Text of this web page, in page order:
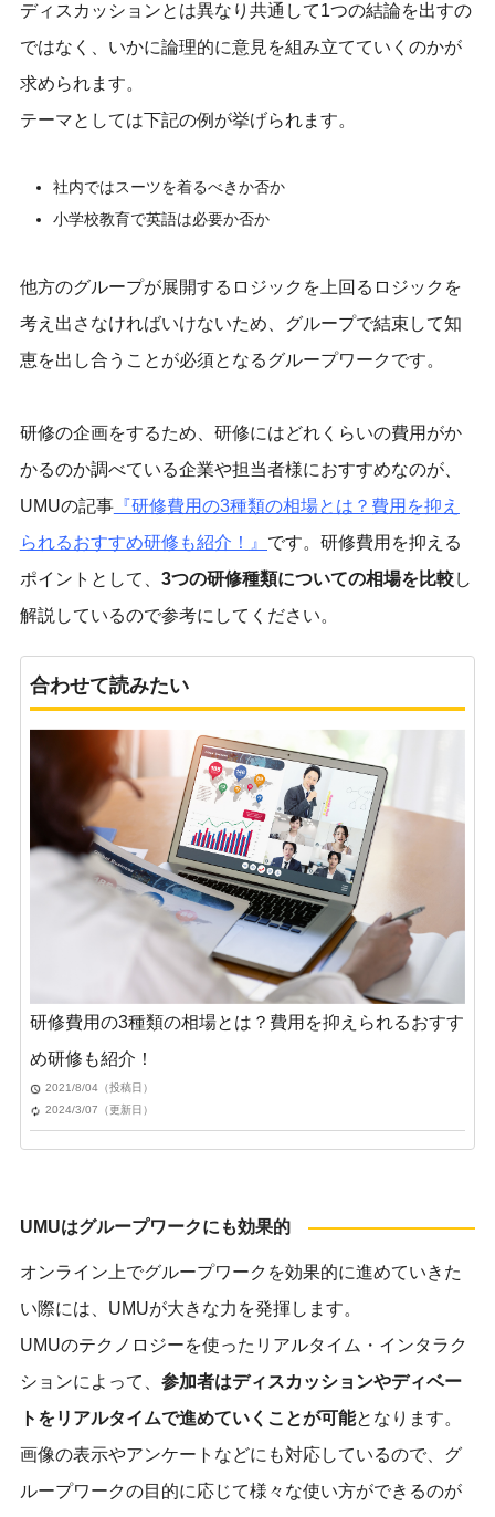
ディスカッションとは異なり共通して1つの結論を出すの
ではなく、いかに論理的に意見を組み立てていくのかが
求められます。
テーマとしては下記の例が挙げられます。
社内ではスーツを着るべきか否か
小学校教育で英語は必要か否か
他方のグループが展開するロジックを上回るロジックを
考え出さなければいけないため、グループで結束して知
恵を出し合うことが必須となるグループワークです。
研修の企画をするため、研修にはどれくらいの費用がか
かるのか調べている企業や担当者様におすすめなのが、
UMUの記事『研修費用の3種類の相場とは？費用を抑え
られるおすすめ研修も紹介！ 』 です。研修費用を抑える
ポイントとして、 3つの研修種類についての相場を比較し
解説しているので参考にしてください。
合わせて読みたい
研修費用の3種類の相場とは？費用を抑えられるおすす
め研修も紹介！
2021/8/04（投稿日）
2024/3/07（更新日）
UMUはグループワークにも効果的
オンライン上でグループワークを効果的に進めていきた
い際には、UMUが大きな力を発揮します。
UMUのテクノロジーを使ったリアルタイム・インタラク
ションによって、 参加者はディスカッションやディベー
トをリアルタイムで進めていくことが可能となります。
画像の表示やアンケートなどにも対応しているので、グ
ループワークの目的に応じて様々な使い方ができるのが